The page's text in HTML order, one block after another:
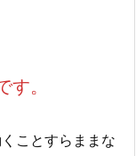
。
ことすらままな